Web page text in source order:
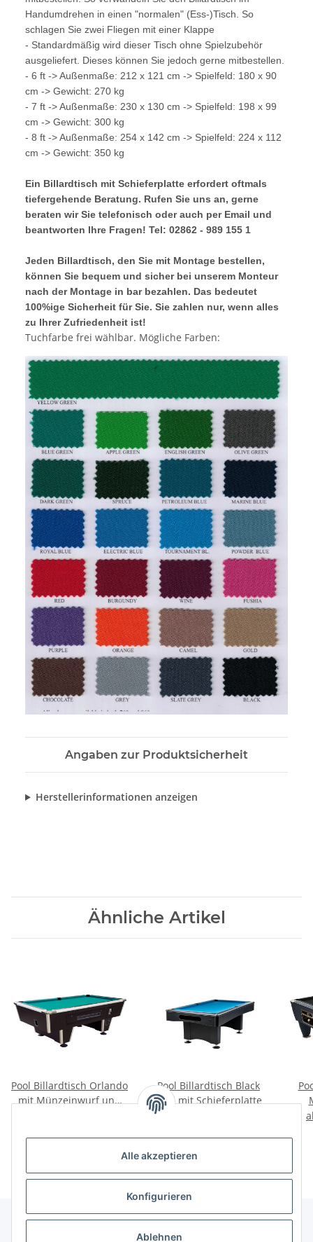
Alle akzeptieren
Konfigurieren
Ablehnen
Handumdrehen in einen "normalen" (Ess-)Tisch. So
schlagen Sie zwei Fliegen mit einer Klappe
- Standardmäßig wird dieser Tisch ohne Spielzubehör
ausgeliefert. Dieses können Sie jedoch gerne mitbestellen.
- 6 ft -> Außenmaße: 212 x 121 cm -> Spielfeld: 180 x 90
cm -> Gewicht: 270 kg
- 7 ft -> Außenmaße: 230 x 130 cm -> Spielfeld: 198 x 99
cm -> Gewicht: 300 kg
- 8 ft -> Außenmaße: 254 x 142 cm -> Spielfeld: 224 x 112
cm -> Gewicht: 350 kg
Ein Billardtisch mit Schieferplatte erfordert oftmals
tiefergehende Beratung. Rufen Sie uns an, gerne
beraten wir Sie telefonisch oder auch per Email und
beantworten Ihre Fragen! Tel: 02862 - 989 155 1
Jeden Billardtisch, den Sie mit Montage bestellen,
können Sie bequem und sicher bei unserem Monteur
nach der Montage in bar bezahlen. Das bedeutet
100%ige Sicherheit für Sie. Sie zahlen nur, wenn alles
zu Ihrer Zufriedenheit ist!
Tuchfarbe frei wählbar. Mögliche Farben:
Angaben zur Produktsicherheit
Herstellerinformationen anzeigen
Ähnliche Artikel
Pool Billardtisch Orlando
mit Münzeinwurf und
Pool Billardtisch Black
Pool mit Schieferplatte